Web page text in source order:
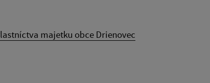
majetku obce Drienovec